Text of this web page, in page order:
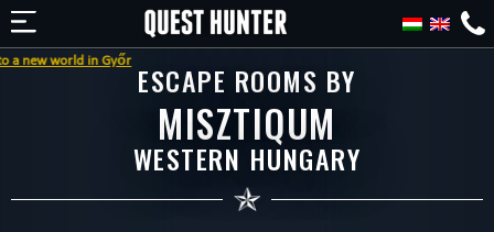
Győr
ESCAPE ROOMS BY
MISZTIQUM
WESTERN HUNGARY